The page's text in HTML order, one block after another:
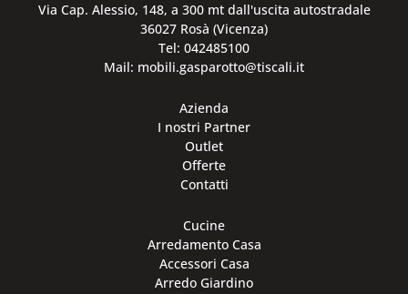
Via Cap. Alessio, 148, a 300 mt dall'uscita autostradale
36027 Rosà (Vicenza)
Tel: 042485100
Mail: mobili.gasparotto@tiscali.it
Azienda
I nostri Partner
Outlet
Offerte
Contatti
Cucine
Arredamento Casa
Accessori Casa
Arredo Giardino